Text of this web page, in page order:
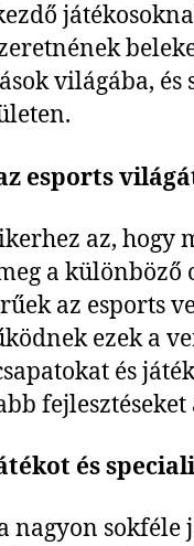
világába,
esports
az, hogy
a különböző
az esports
ezek a
és
és
nagyon sokféle